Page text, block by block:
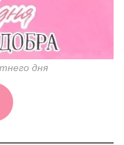
дня